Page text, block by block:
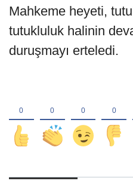
Mahkeme heyeti,
tutukluluk halinin
duruşmayı erteledi.